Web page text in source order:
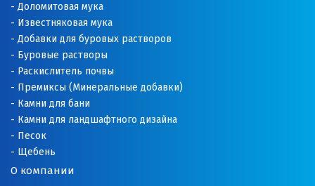
О компании
Доломитовая мука
Известняковая мука
Добавки для буровых растворов
Буровые растворы
Раскислитель почвы
Премиксы (Минеральные добавки)
Камни для бани
Камни для ландшафтного дизайна
Песок
Щебень